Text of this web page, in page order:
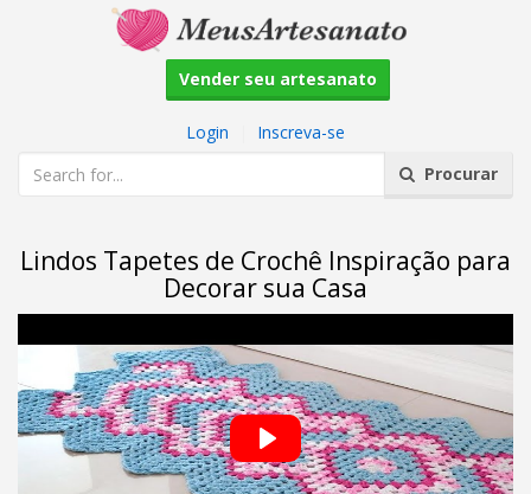
Vender seu artesanato
Login
Inscreva-se
Procurar
Lindos Tapetes de Crochê Inspiração para
Decorar sua Casa